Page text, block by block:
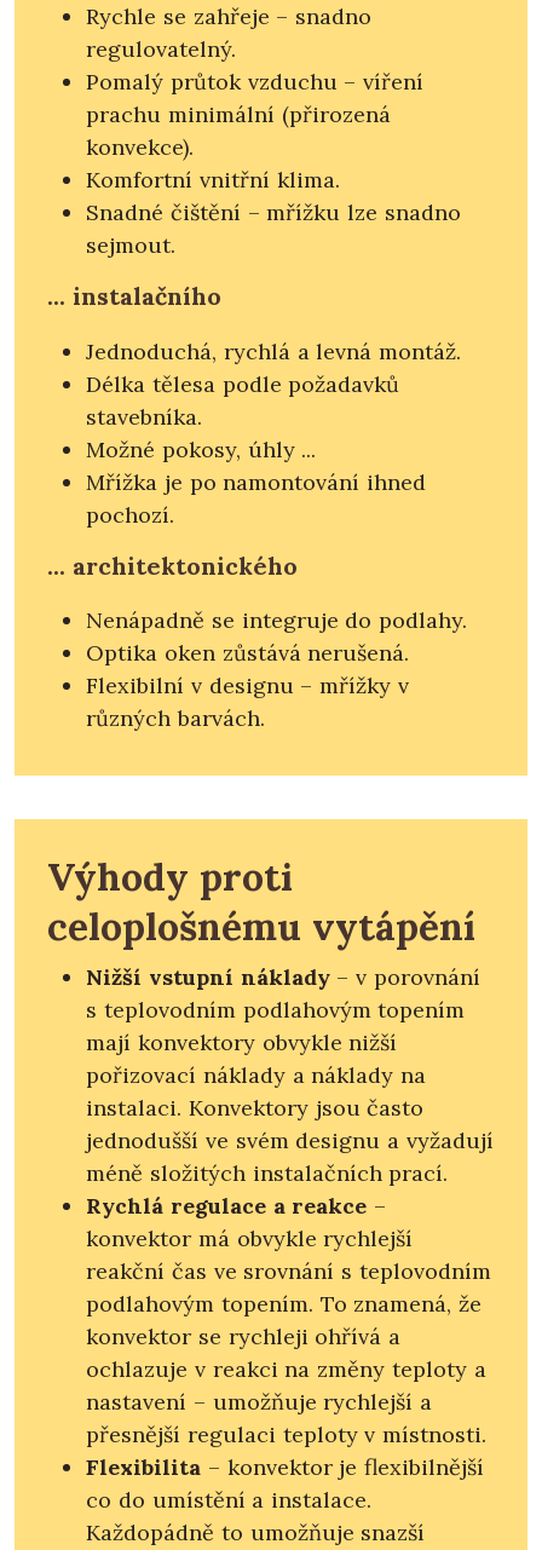
Rychle se zahřeje – snadno
regulovatelný.
Pomalý průtok vzduchu – víření
prachu minimální (přirozená
konvekce).
Komfortní vnitřní klima.
Snadné čištění – mřížku lze snadno
sejmout.
... instalačního
Jednoduchá, rychlá a levná montáž.
Délka tělesa podle požadavků
stavebníka.
Možné pokosy, úhly ...
Mřížka je po namontování ihned
pochozí.
... architektonického
Nenápadně se integruje do podlahy.
Optika oken zůstává nerušená.
Flexibilní v designu – mřížky v
různých barvách.
Výhody proti
celoplošnému vytápění
Nižší vstupní náklady– v porovnání
s teplovodním podlahovým topením
mají konvektory obvykle nižší
pořizovací náklady a náklady na
instalaci. Konvektory jsou často
jednodušší ve svém designu a vyžadují
méně složitých instalačních prací.
Rychlá regulace a reakce –
konvektor má obvykle rychlejší
reakční čas ve srovnání s teplovodním
podlahovým topením. To znamená, že
konvektor se rychleji ohřívá a
ochlazuje v reakci na změny teploty a
nastavení – umožňuje rychlejší a
přesnější regulaci teploty v místnosti.
Flexibilita – konvektor je flexibilnější
co do umístění a instalace.
Každopádně to umožňuje snazší